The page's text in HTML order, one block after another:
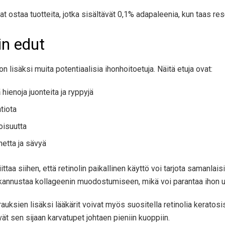
ostaa tuotteita, jotka sisältävät 0,1% adapaleenia, kun taas
edut
lisäksi muita potentiaalisia ihonhoitoetuja. Näitä etuja ovat:
juonteita ja ryppyjä
ja sävyä
siihen, että retinolin paikallinen käyttö voi tarjota
kollageenin muodostumiseen, mikä voi parantaa ihon
lisäksi lääkärit voivat myös suositella retinolia
sen sijaan karvatupet johtaen pieniin kuoppiin.